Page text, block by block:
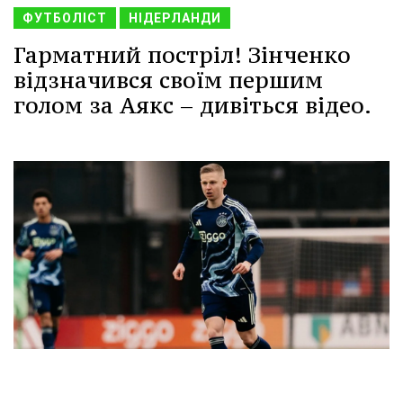
ФУТБОЛІСТ НІДЕРЛАНДИ
Гарматний постріл! Зінченко
відзначився своїм першим
голом за Аякс – дивіться відео.